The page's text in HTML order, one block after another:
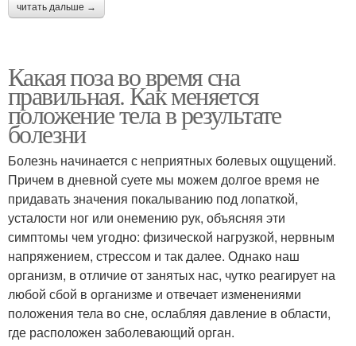
Подушка для сна Подушки для сна
Разные позы Человек во сне
Удобные позы
Сон при шейном
остеохондрозе
Подготовка ко сну Правильный сон
читать дальше →
Какая поза во время сна
правильная. Как меняется
положение тела в результате
болезни
Болезнь начинается с неприятных болевых ощущений.
Причем в дневной суете мы можем долгое время не
придавать значения покалыванию под лопаткой,
усталости ног или онемению рук, объясняя эти
симптомы чем угодно: физической нагрузкой, нервным
напряжением, стрессом и так далее. Однако наш
организм, в отличие от занятых нас, чутко реагирует на
любой сбой в организме и отвечает изменениями
положения тела во сне, ослабляя давление в области,
где расположен заболевающий орган.